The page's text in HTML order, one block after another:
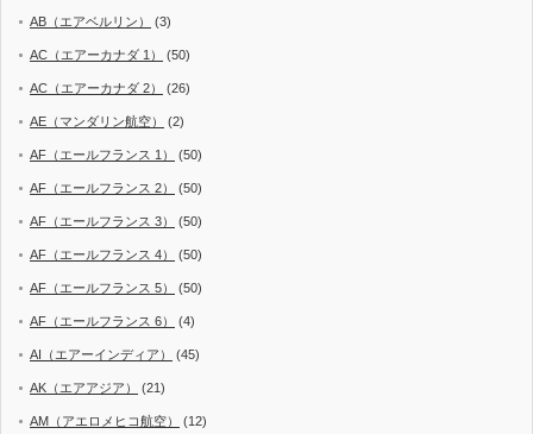
AB（エアベルリン） (3)
AC（エアーカナダ 1） (50)
AC（エアーカナダ 2） (26)
AE（マンダリン航空） (2)
AF（エールフランス 1） (50)
AF（エールフランス 2） (50)
AF（エールフランス 3） (50)
AF（エールフランス 4） (50)
AF（エールフランス 5） (50)
AF（エールフランス 6） (4)
AI（エアーインディア） (45)
AK（エアアジア） (21)
AM（アエロメヒコ航空） (12)